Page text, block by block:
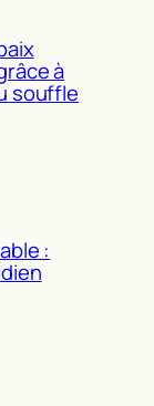
à
souffle
: